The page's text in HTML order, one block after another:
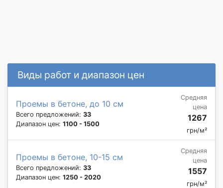
Виды работ и диапазон цен
Проемы в бетоне, до 10 см
Всего предложений: 33
Диапазон цен: 1100 - 1500
Средняя
цена
1267
грн/м²
Проемы в бетоне, 10-15 см
Всего предложений: 33
Диапазон цен: 1250 - 2020
Средняя
цена
1557
грн/м²